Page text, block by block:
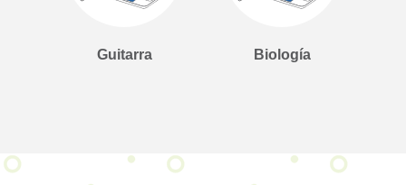
Guitarra Biología